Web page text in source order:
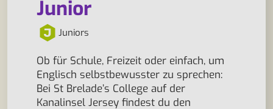
Junior
Juniors
Ob für Schule, Freizeit oder einfach, um
Englisch selbstbewusster zu sprechen:
Bei St Brelade’s College auf der
Kanalinsel Jersey findest du den